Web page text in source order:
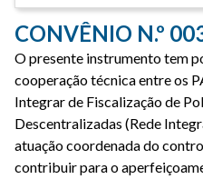
CONVÊNIO N.º
O presente instrumento tem
cooperação técnica entre os
Integrar de Fiscalização de
Descentralizadas (Rede
atuação coordenada do
contribuir para o